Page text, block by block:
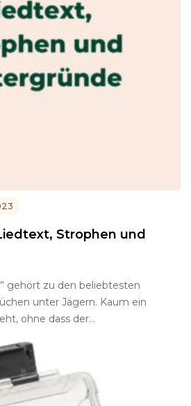
Strophen und
gehört zu den beliebtesten
unter Jägern. Kaum ein
ohne dass der…